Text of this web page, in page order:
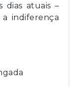
dias atuais –
indiferença